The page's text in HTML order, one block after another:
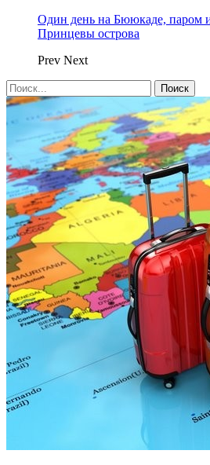
Один день на Бююкаде, паром
Принцевы острова
Prev Next